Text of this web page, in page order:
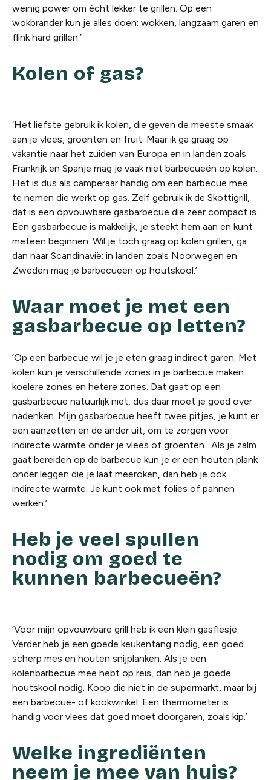
weinig power om écht lekker te grillen. Op een
wokbrander kun je alles doen: wokken, langzaam garen en
flink hard grillen.’
Kolen of gas?
‘Het liefste gebruik ik kolen, die geven de meeste smaak
aan je vlees, groenten en fruit. Maar ik ga graag op
vakantie naar het zuiden van Europa en in landen zoals
Frankrijk en Spanje mag je vaak niet barbecueën op kolen.
Het is dus als camperaar handig om een barbecue mee
te nemen die werkt op gas. Zelf gebruik ik de Skottigrill,
dat is een opvouwbare gasbarbecue die zeer compact is.
Een gasbarbecue is makkelijk, je steekt hem aan en kunt
meteen beginnen. Wil je toch graag op kolen grillen, ga
dan naar Scandinavië: in landen zoals Noorwegen en
Zweden mag je barbecueën op houtskool.’
Waar moet je met een
gasbarbecue op letten?
‘Op een barbecue wil je je eten graag indirect garen. Met
kolen kun je verschillende zones in je barbecue maken:
koelere zones en hetere zones. Dat gaat op een
gasbarbecue natuurlijk niet, dus daar moet je goed over
nadenken. Mijn gasbarbecue heeft twee pitjes, je kunt er
een aanzetten en de ander uit, om te zorgen voor
indirecte warmte onder je vlees of groenten. Als je zalm
gaat bereiden op de barbecue kun je er een houten plank
onder leggen die je laat meeroken, dan heb je ook
indirecte warmte. Je kunt ook met folies of pannen
werken.’
Heb je veel spullen
nodig om goed te
kunnen barbecueën?
‘Voor mijn opvouwbare grill heb ik een klein gasflesje.
Verder heb je een goede keukentang nodig, een goed
scherp mes en houten snijplanken. Als je een
kolenbarbecue mee hebt op reis, dan heb je goede
houtskool nodig. Koop die niet in de supermarkt, maar bij
een barbecue- of kookwinkel. Een thermometer is
handig voor vlees dat goed moet doorgaren, zoals kip.’
Welke ingrediënten
neem je mee van huis?